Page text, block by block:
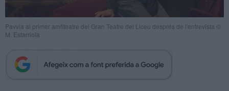
Pavvla al primer amfiteatre del Gran Teatre del Liceu després de l'entrevista ©
M. Estarriola